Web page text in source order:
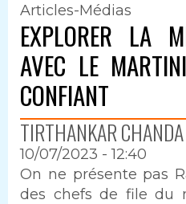
Articles-Médias
EXPLORER LA
AVEC LE
CONFIANT
TIRTHANKAR
10/07/2023 - 12:40
Intro
On ne présente pas
des chefs de file du